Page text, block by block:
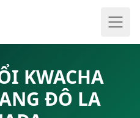
KWACHA
ĐÔ LA